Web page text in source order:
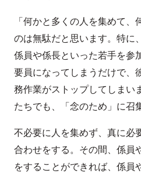
「何かと多くの人を集めて
のは無駄だと思います。特に
係員や係長といった若手を参
要員になってしまうだけで、
務作業がストップしてしまい
たちでも、「念のため」に召
不必要に人を集めず、真に必
合わせをする。その間、係員
をすることができれば、係員